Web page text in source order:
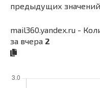
предыдущих
mail360.yandex.ru -
за вчера 2